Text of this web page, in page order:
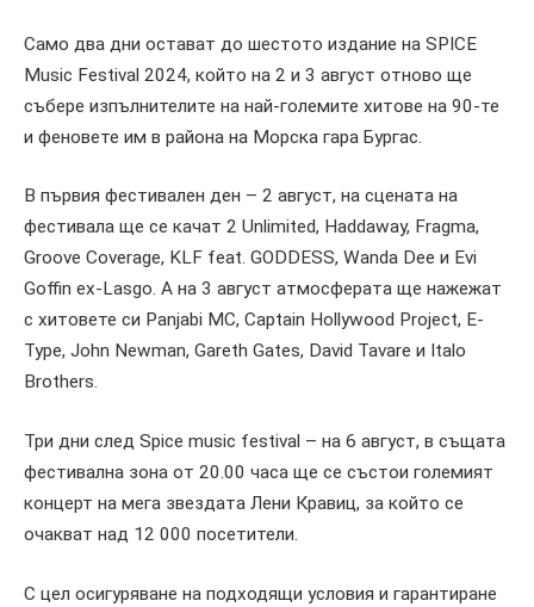
Само два дни остават до шестото издание на SPICE
Music Festival 2024, който на 2 и 3 август отново ще
събере изпълнителите на най-големите хитове на 90-те
и феновете им в района на Морска гара Бургас.
В първия фестивален ден – 2 август, на сцената на
фестивала ще се качат 2 Unlimited, Haddaway, Fragma,
Groove Coverage, KLF feat. GODDESS, Wanda Dee и Evi
Goffin ex-Lasgo. А на 3 август атмосферата ще нажежат
с хитовете си Panjabi MC, Captain Hollywood Project, E-
Type, John Newman, Gareth Gates, David Tavare и Italo
Brothers.
Три дни след Spice music festival – на 6 август, в същата
фестивална зона от 20.00 часа ще се състои големият
концерт на мега звездата Лени Кравиц, за който се
очакват над 12 000 посетители.
С цел осигуряване на подходящи условия и гарантиране